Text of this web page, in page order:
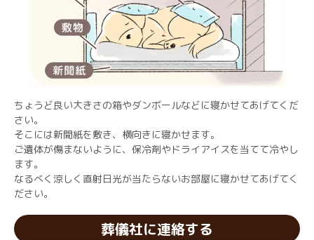
ちょうど良い大きさの箱やダンボールなどに寝かせてあげてくだ
さい。
そこには新聞紙を敷き、横向きに寝かせます。
ご遺体が傷まないように、保冷剤やドライアイスを当てて冷やし
ます。
なるべく涼しく直射日光が当たらないお部屋に寝かせてあげてく
ださい。
葬儀社に連絡する